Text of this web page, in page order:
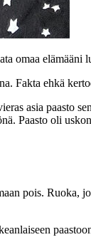
elämääni
ehkä
asia paasto
Paasto oli
pois.